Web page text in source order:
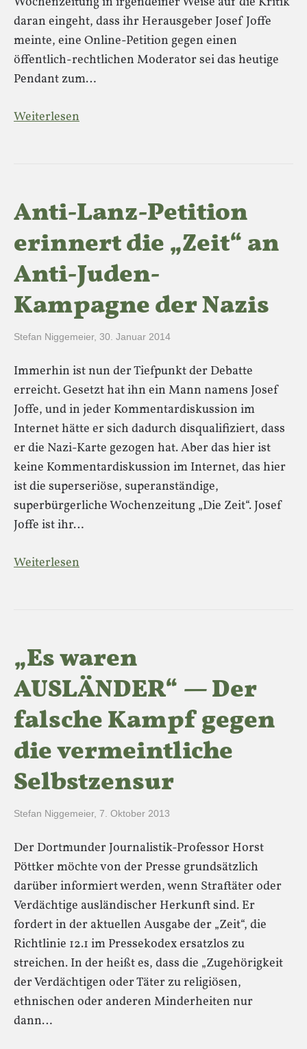
daran eingeht, dass ihr Herausgeber Josef Joffe
meinte, eine Online-Petition gegen einen
öffentlich-rechtlichen Moderator sei das heutige
Pendant zum…
Weiterlesen
Anti-Lanz-Petition
erinnert die „Zeit“ an
Anti-Juden-
Kampagne der Nazis
Stefan Niggemeier, 30. Januar 2014
Immerhin ist nun der Tiefpunkt der Debatte
erreicht. Gesetzt hat ihn ein Mann namens Josef
Joffe, und in jeder Kommentardiskussion im
Internet hätte er sich dadurch disqualifiziert, dass
er die Nazi-Karte gezogen hat. Aber das hier ist
keine Kommentardiskussion im Internet, das hier
ist die superseriöse, superanständige,
superbürgerliche Wochenzeitung „Die Zeit“. Josef
Joffe ist ihr…
Weiterlesen
„Es waren
AUSLÄNDER“ — Der
falsche Kampf gegen
die vermeintliche
Selbstzensur
Stefan Niggemeier, 7. Oktober 2013
Der Dortmunder Journalistik-Professor Horst
Pöttker möchte von der Presse grundsätzlich
darüber informiert werden, wenn Straftäter oder
Verdächtige ausländischer Herkunft sind. Er
fordert in der aktuellen Ausgabe der „Zeit“, die
Richtlinie 12.1 im Pressekodex ersatzlos zu
streichen. In der heißt es, dass die „Zugehörigkeit
der Verdächtigen oder Täter zu religiösen,
ethnischen oder anderen Minderheiten nur
dann…